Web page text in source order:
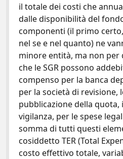
il totale dei costi che
dalle disponibilità del
componenti (il primo
nel se e nel quanto) ne
minore entità, ma non per
che le SGR possono
compenso per la banca
per la società di revisione,
pubblicazione della
vigilanza, per le spese
somma di tutti questi
cosiddetto TER (Total
costo effettivo totale,